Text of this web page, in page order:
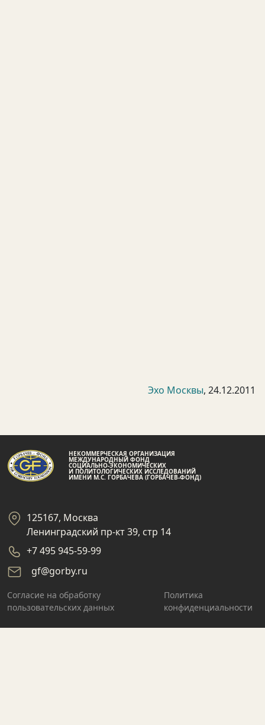
Эхо Москвы, 24.12.2011
НЕКОММЕРЧЕСКАЯ ОРГАНИЗАЦИЯ
МЕЖДУНАРОДНЫЙ ФОНД
СОЦИАЛЬНО-ЭКОНОМИЧЕСКИХ
И ПОЛИТОЛОГИЧЕСКИХ ИССЛЕДОВАНИЙ
ИМЕНИ М.С. ГОРБАЧЕВА (ГОРБАЧЕВ-ФОНД)
125167, Москва
Ленинградский пр-кт 39, стр 14
+7 495 945-59-99
gf@gorby.ru
Cогласие на обработку
пользовательских данных
Политика
конфиденциальности